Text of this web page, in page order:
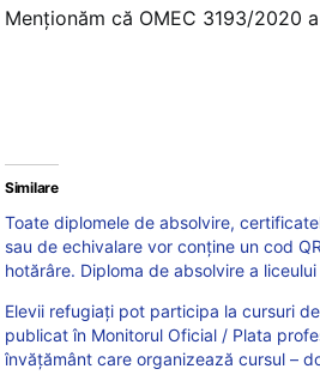
Menționăm că OMEC 3193/2020
Similare
Toate diplomele de absolvire,
sau de echivalare vor conține un cod
hotărâre. Diploma de absolvire a
Elevii refugiați pot participa la cursuri
publicat în Monitorul Oficial / Plata
învățământ care organizează cursul –